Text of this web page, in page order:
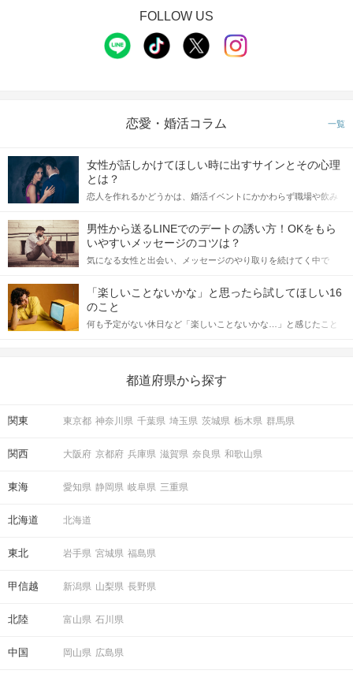
・雨天決行（荒天の場合は中止になる恐れがあります）
・時間厳守
・遅れそうな場合は、事前に
よりご一報ください。
・公共交通機関の遅延・道に迷われた場合も同様ですので、余
裕を持ってお越しください。
STEP2 16:45 乗船開始！
待ちに待ったクルーズ船にいよいよ乗船！
非日常の空間を贅沢に貸切！
煌めく海と空を背景に、特別な一日の幕開けです♡
FOLLOW US
恋愛・婚活コラム 一覧
女性が話しかけてほしい時に出すサインとその心理
とは？
恋人を作れるかどうかは、婚活イベントにかかわらず職場や飲み
てアプローチできるかにも左右されます。 これから恋人作りを本
格的に始めようとしている方は、女性が異性を求めて出すサイン
をしっかりと理解し、正しい行動に移せるかどうかが重要。 この
記事では、女性が話しかけて欲しい時に出すサインとその心理を
合にどのような行動に繋げるべきかをご紹介していきます。
男性から送るLINEでのデートの誘い方！OKをもら
いやすいメッセージのコツは？
気になる女性と出会い、メッセージのやり取りを続けてく中で
しかし、中には「どう誘ったらいいの？」とお困りの男性もいら
っしゃるのではないでしょうか。 そこで今回は、男性から女性へ
送るLINEでのデートの誘い方のコツをご紹介します。例文も混じ
えながら解説するので、ぜひ参考にしてください。
「楽しいことないかな」と思ったら試してほしい16
のこと
何も予定がない休日など「楽しいことないかな…」と感じたこと
の楽しいことアイデアを集めました♪ いままさに楽しいことを探し
都道府県から探す
関東 東京都 神奈川県 千葉県 埼玉県 茨城県 栃木県 群馬県
関西 大阪府 京都府 兵庫県 滋賀県 奈良県 和歌山県
東海 愛知県 静岡県 岐阜県 三重県
北海道 北海道
東北 岩手県 宮城県 福島県
甲信越 新潟県 山梨県 長野県
北陸 富山県 石川県
中国 岡山県 広島県